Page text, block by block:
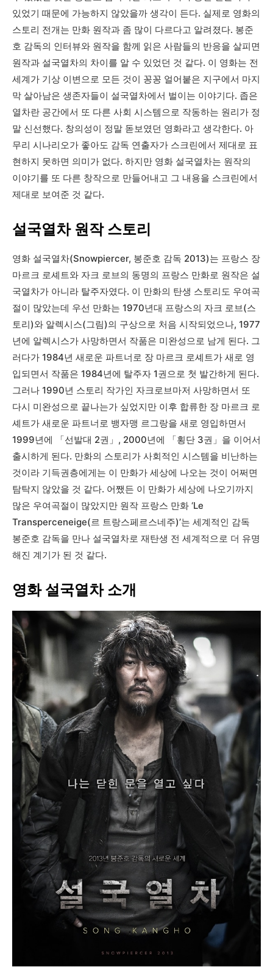
있었기 때문에 가능하지 않았을까 생각이 든다. 실제로 영화의
스토리 전개는 만화 원작과 좀 많이 다르다고 알려졌다. 봉준
호 감독의 인터뷰와 원작을 함께 읽은 사람들의 반응을 살피면
원작과 설국열차의 차이를 알 수 있었던 것 같다. 이 영화는 전
세계가 기상 이변으로 모든 것이 꽁꽁 얼어붙은 지구에서 마지
막 살아남은 생존자들이 설국열차에서 벌이는 이야기다. 좁은
열차란 공간에서 또 다른 사회 시스템으로 작동하는 원리가 정
말 신선했다. 창의성이 정말 돋보였던 영화라고 생각한다. 아
무리 시나리오가 좋아도 감독 연출자가 스크린에서 제대로 표
현하지 못하면 의미가 없다. 하지만 영화 설국열차는 원작의
이야기를 또 다른 창작으로 만들어내고 그 내용을 스크린에서
제대로 보여준 것 같다.
설국열차 원작 스토리
영화 설국열차(Snowpiercer, 봉준호 감독 2013)는 프랑스 장
마르크 로셰트와 자크 로브의 동명의 프랑스 만화로 원작은 설
국열차가 아니라 탈주자였다. 이 만화의 탄생 스토리도 우여곡
절이 많았는데 우선 만화는 1970년대 프랑스의 자크 로브(스
토리)와 알렉시스(그림)의 구상으로 처음 시작되었으나, 1977
년에 알렉시스가 사망하면서 작품은 미완성으로 남게 된다. 그
러다가 1984년 새로운 파트너로 장 마르크 로셰트가 새로 영
입되면서 작품은 1984년에 탈주자 1권으로 첫 발간하게 된다.
그러나 1990년 스토리 작가인 자크로브마저 사망하면서 또
다시 미완성으로 끝나는가 싶었지만 이후 합류한 장 마르크 로
셰트가 새로운 파트너로 뱅자맹 르그랑을 새로 영입하면서
1999년에 「선발대 2권」, 2000년에 「횡단 3권」을 이어서
출시하게 된다. 만화의 스토리가 사회적인 시스템을 비난하는
것이라 기득권층에게는 이 만화가 세상에 나오는 것이 어쩌면
탐탁지 않았을 것 같다. 어쨌든 이 만화가 세상에 나오기까지
많은 우여곡절이 많았지만 원작 프랑스 만화 ‘Le
Transperceneige(르 트랑스페르스네주)’는 세계적인 감독
봉준호 감독을 만나 설국열차로 재탄생 전 세계적으로 더 유명
해진 계기가 된 것 같다.
영화 설국열차 소개